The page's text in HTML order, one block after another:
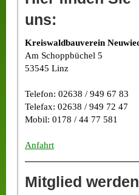
uns:
Kreiswaldbauverein
Am Schoppbüchel 5
53545 Linz
Telefon: 02638 / 949 67 83
Telefax: 02638 / 949 72 47
Mobil: 0178 / 44 77 581
Anfahrt
Mitglied